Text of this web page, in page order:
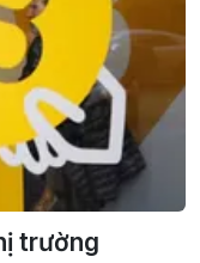
trường